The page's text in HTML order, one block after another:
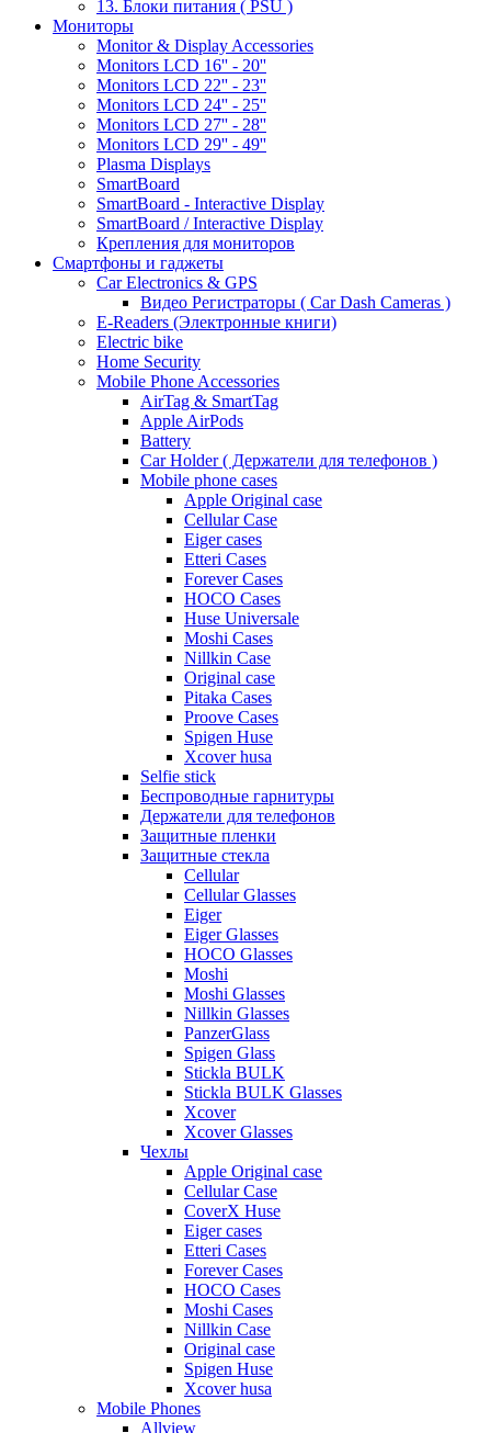
13. Блоки питания ( PSU )
Мониторы
Monitor & Display Accessories
Monitors LCD 16'' - 20''
Monitors LCD 22'' - 23''
Monitors LCD 24'' - 25''
Monitors LCD 27'' - 28''
Monitors LCD 29'' - 49''
Plasma Displays
SmartBoard
SmartBoard - Interactive Display
SmartBoard / Interactive Display
Крепления для мониторов
Смартфоны и гаджеты
Car Electronics & GPS
Видео Регистраторы ( Car Dash Cameras )
E-Readers (Электронные книги)
Electric bike
Home Security
Mobile Phone Accessories
AirTag & SmartTag
Apple AirPods
Battery
Car Holder ( Держатели для телефонов )
Mobile phone cases
Apple Original case
Cellular Case
Eiger cases
Etteri Cases
Forever Cases
HOCO Cases
Huse Universale
Moshi Cases
Nillkin Case
Original case
Pitaka Cases
Proove Cases
Spigen Huse
Xcover husa
Selfie stick
Беспроводные гарнитуры
Держатели для телефонов
Защитные пленки
Защитные стекла
Cellular
Cellular Glasses
Eiger
Eiger Glasses
HOCO Glasses
Moshi
Moshi Glasses
Nillkin Glasses
PanzerGlass
Spigen Glass
Stickla BULK
Stickla BULK Glasses
Xcover
Xcover Glasses
Чехлы
Apple Original case
Cellular Case
CoverX Huse
Eiger cases
Etteri Cases
Forever Cases
HOCO Cases
Moshi Cases
Nillkin Case
Original case
Spigen Huse
Xcover husa
Mobile Phones
Allview